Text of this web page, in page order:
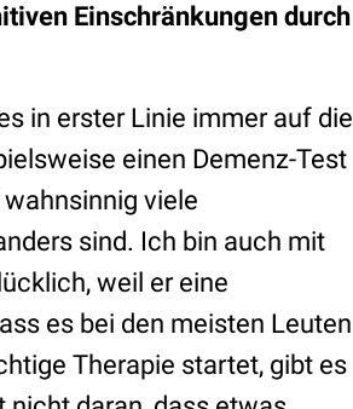
Einschränkungen durch
in erster Linie immer auf die
einen Demenz-Test
viele
sind. Ich bin auch mit
weil er eine
es bei den meisten Leuten
Therapie startet, gibt es